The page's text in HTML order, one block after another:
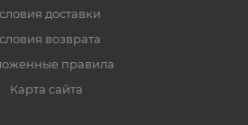
доставки
возврата
правила
Карта сайта